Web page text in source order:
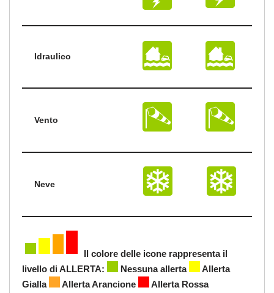
Idraulico
Vento
Neve
Il colore delle icone rappresenta il
livello di ALLERTA:
Nessuna allerta
Allerta
Gialla
Allerta Arancione Allerta Rossa